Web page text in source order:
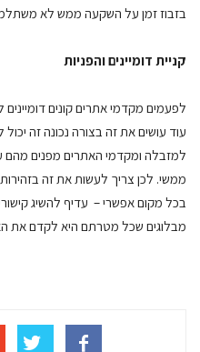
בזבוז זמן על השקעה ממש לא
קניית דומיינים והפניות
לפעמים מקדמי אתרים קונים
עוד עושים את זה בצורה נכונה זה
למזבלה ומקדמי האתרים מפנים מהם
ממשי. לכן צריך לעשות את זה
בכל מקום אפשרי – עדיף להשיג
מבלוגים שכל מטרתם היא לקדם את